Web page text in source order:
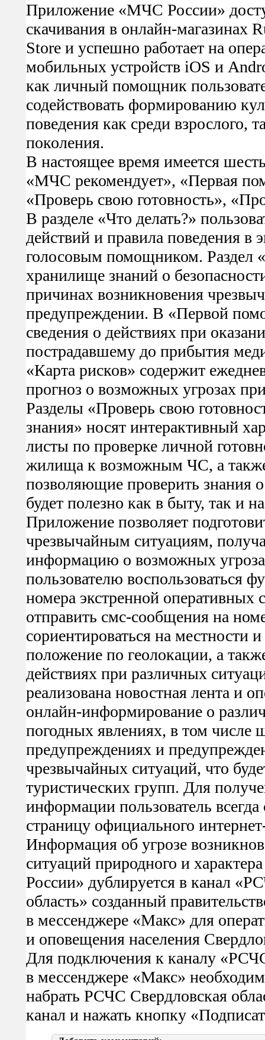
Приложение «МЧС России»
скачивания в онлайн-магазинах
Store и успешно работает на
мобильных устройств iOS и
как личный помощник
содействовать формированию
поведения как среди взрослого,
поколения.
В настоящее время имеется
«МЧС рекомендует», «Первая
«Проверь свою готовность»,
В разделе «Что делать?»
действий и правила поведения в
голосовым помощником. Раздел
хранилище знаний о
причинах возникновения
предупреждении. В «Первой
сведения о действиях при
пострадавшему до прибытия
«Карта рисков» содержит
прогноз о возможных угрозах
Разделы «Проверь свою
знания» носят интерактивный
листы по проверке личной
жилища к возможным ЧС, а
позволяющие проверить знания
будет полезно как в быту, так и
Приложение позволяет
чрезвычайным ситуациям,
информацию о возможных
пользователю воспользоваться
номера экстренной оперативных
отправить смс-сообщения на
сориентироваться на местности
положение по геолокации, а
действиях при различных
реализована новостная лента и
онлайн-информирование о
погодных явлениях, в том числе
предупреждениях и
чрезвычайных ситуаций, что
туристических групп. Для
информации пользователь
страницу официального
Информация об угрозе
ситуаций природного и
России» дублируется в канал
область» созданный
в мессенджере «Макс» для
и оповещения населения
Для подключения к каналу
в мессенджере «Макс»
набрать РСЧС Свердловская
канал и нажать кнопку